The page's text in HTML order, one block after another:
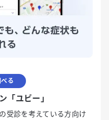
る
「ユビー」
受診を考えている方向け